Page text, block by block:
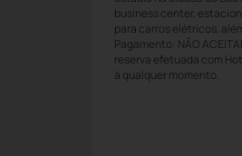
business center,
para carros elétricos,
Pagamento: NÃO
reserva efetuada com
à qualquer momento.